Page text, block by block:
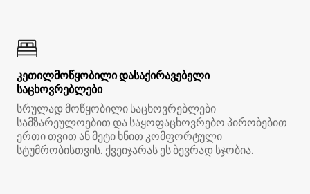
კეთილმოწყობილი დასაქირავებელი
საცხოვრებლები
სრულად მოწყობილი საცხოვრებლები
სამზარეულოებით და საყოფაცხოვრებო პირობებით
ერთი თვით ან მეტი ხნით კომფორტული
სტუმრობისთვის. ქვეიჯარას ეს ბევრად სჯობია.